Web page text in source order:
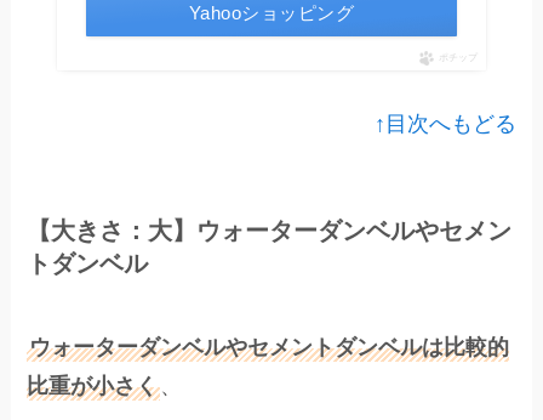
Yahooショッピング
ポチップ
↑目次へもどる
【大きさ：大】ウォーターダンベルやセメン
トダンベル
ウォーターダンベルやセメントダンベルは比較的
比重が小さく、